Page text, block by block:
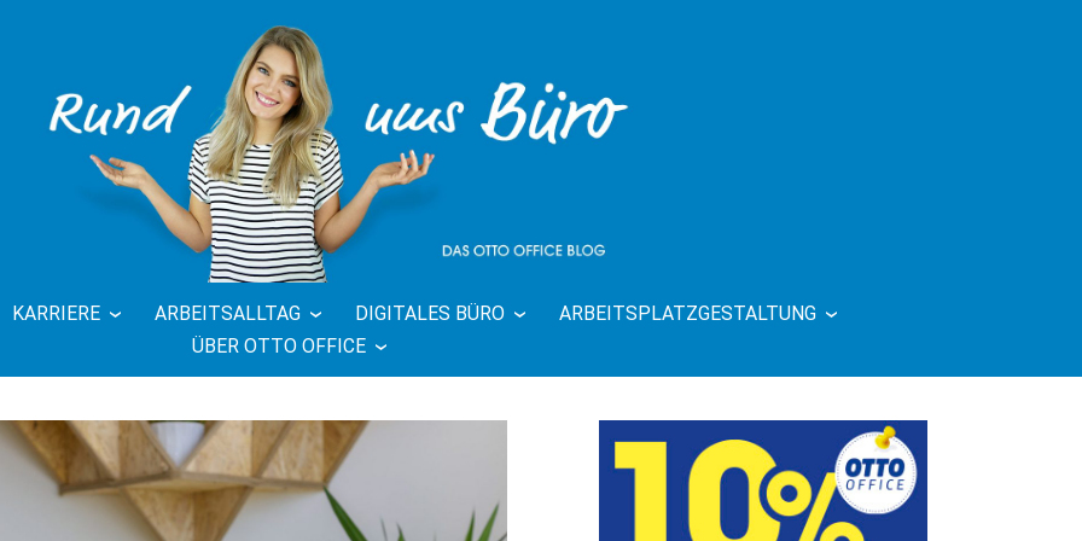
BLOG | RUND UMS
BÜRO
KARRIERE ARBEITSALLTAG DIGITALES BÜRO
ARBEITSPLATZGESTALTUNG
ÜBER OTTO OFFICE